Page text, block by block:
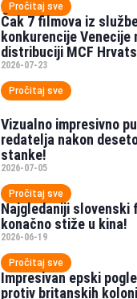
Pročitaj sve
Čak 7 filmova iz
konkurencije Venecije
distribuciji MCF
2026-07-23
Pročitaj sve
Vizualno impresivno
redatelja nakon
stanke!
2026-07-05
Pročitaj sve
Najgledaniji slovenski
konačno stiže u kina!
2026-06-19
Pročitaj sve
Impresivan epski
protiv britanskih